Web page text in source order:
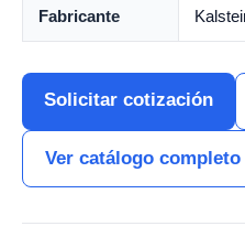
Fabricante
Solicitar cotización
Ver catálogo completo